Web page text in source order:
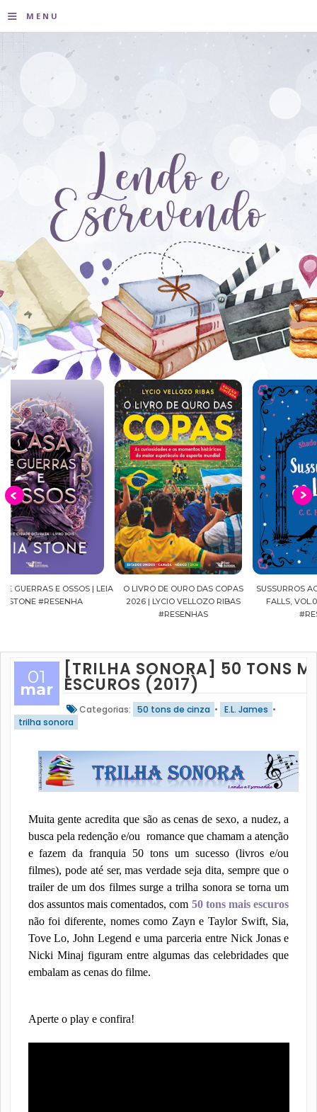
≡ MENU
O LIVRO DE OURO DAS COPAS
2026 | LYCIO VELLOZO RIBAS
SUSSURROS AO LUAR | SHADOW
FALLS, VOL.04 | C.C.HUNTER
#RESENHA
01
mar
[TRILHA SONORA] 50 TONS
ESCUROS (2017)
Categorias: 50 tons de cinza • E.L. James •
trilha sonora
Muita gente acredita que são as cenas de sexo, a nudez, a
busca pela redenção e/ou romance que chamam a atenção
e fazem da franquia 50 tons um sucesso (livros e/ou
filmes), pode até ser, mas verdade seja dita, sempre que o
trailer de um dos filmes surge a trilha sonora se torna um
dos assuntos mais comentados, com 50 tons mais escuros
não foi diferente, nomes como Zayn e Taylor Swift, Sia,
Tove Lo, John Legend e uma parceria entre Nick Jonas e
Nicki Minaj figuram entre algumas das celebridades que
embalam as cenas do filme.
Aperte o play e confira!